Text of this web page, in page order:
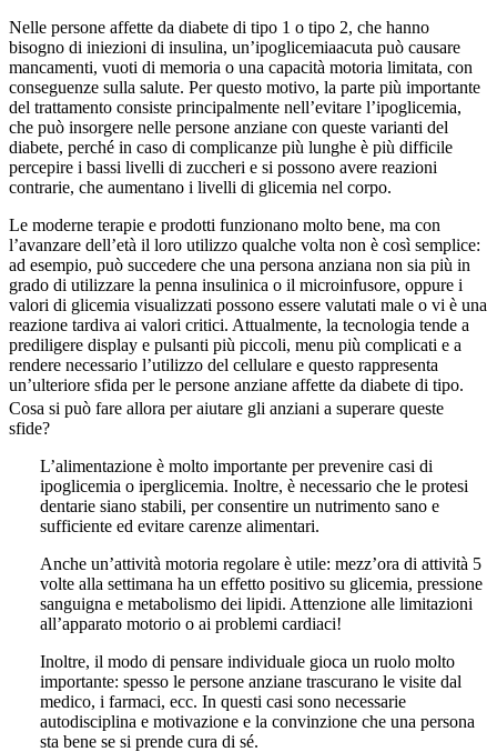
Nelle persone affette da diabete di tipo 1 o tipo 2, che hanno
bisogno di iniezioni di insulina, un’ipoglicemiaacuta può causare
mancamenti, vuoti di memoria o una capacità motoria limitata, con
conseguenze sulla salute. Per questo motivo, la parte più importante
del trattamento consiste principalmente nell’evitare l’ipoglicemia,
che può insorgere nelle persone anziane con queste varianti del
diabete, perché in caso di complicanze più lunghe è più difficile
percepire i bassi livelli di zuccheri e si possono avere reazioni
contrarie, che aumentano i livelli di glicemia nel corpo.
Le moderne terapie e prodotti funzionano molto bene, ma con
l’avanzare dell’età il loro utilizzo qualche volta non è così semplice:
ad esempio, può succedere che una persona anziana non sia più in
grado di utilizzare la penna insulinica o il microinfusore, oppure i
valori di glicemia visualizzati possono essere valutati male o vi è una
reazione tardiva ai valori critici. Attualmente, la tecnologia tende a
prediligere display e pulsanti più piccoli, menu più complicati e a
rendere necessario l’utilizzo del cellulare e questo rappresenta
un’ulteriore sfida per le persone anziane affette da diabete di tipo.
Cosa si può fare allora per aiutare gli anziani a superare queste
sfide?
L’alimentazione è molto importante per prevenire casi di
ipoglicemia o iperglicemia. Inoltre, è necessario che le protesi
dentarie siano stabili, per consentire un nutrimento sano e
sufficiente ed evitare carenze alimentari.
Anche un’attività motoria regolare è utile: mezz’ora di attività 5
volte alla settimana ha un effetto positivo su glicemia, pressione
sanguigna e metabolismo dei lipidi. Attenzione alle limitazioni
all’apparato motorio o ai problemi cardiaci!
Inoltre, il modo di pensare individuale gioca un ruolo molto
importante: spesso le persone anziane trascurano le visite dal
medico, i farmaci, ecc. In questi casi sono necessarie
autodisciplina e motivazione e la convinzione che una persona
sta bene se si prende cura di sé.